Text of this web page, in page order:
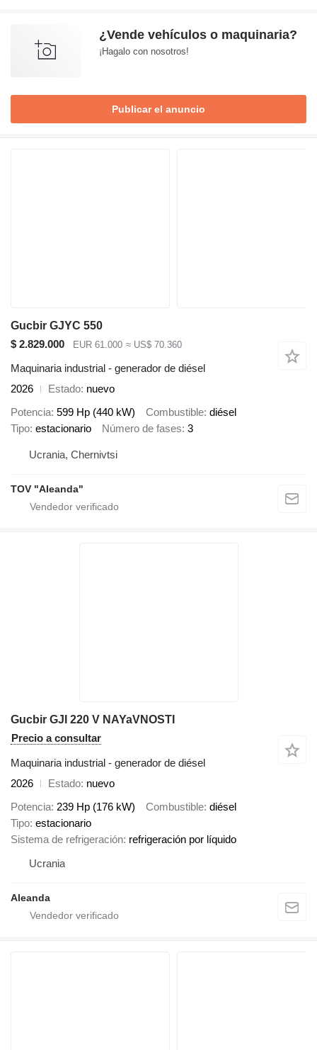
¿Vende vehículos o maquinaria?
¡Hagalo con nosotros!
Publicar el anuncio
Gucbir GJYC 550
$ 2.829.000
EUR 61.000 ≈ US$ 70.360
Maquinaria industrial - generador de diésel
2026
Estado nuevo
Potencia 599 Hp (440 kW) Combustible diésel
Tipo estacionario Número de fases 3
Ucrania, Chernivtsi
TOV "Aleanda"
Gucbir GJI 220 V NAYaVNOSTI
Precio a consultar
Maquinaria industrial - generador de diésel
2026
Estado nuevo
Potencia 239 Hp (176 kW) Combustible diésel
Tipo estacionario
Sistema de refrigeración refrigeración por líquido
Ucrania
Aleanda